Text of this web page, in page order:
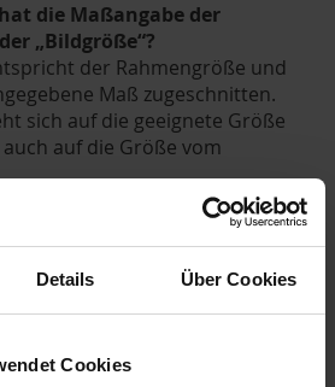
Details Über Cookies
Cookies
die Maßangabe der
„Bildgröße“?
der Rahmengröße und
Maß zugeschnitten.
sich auf die geeignete Größe
auf die Größe vom
um ca. 8mm kleiner
Ausschnitt kann das Bild /
befestigt werden und
Passepartoutkarton für